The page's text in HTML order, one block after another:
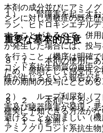
１）． 腎障害を起こすお
ラン、ヒドロキシエチル
することがあるので、併
が発生した場合には、投
を行うこと（機序は明確
コシド系抗生物質の血中
性が生じるという報告があ
２）． ループ利尿剤（フ
害及び聴器障害が発現・
避けることが望ましい（
アミノグリコシド系抗生
本剤の成分並びにアミノ
シンに対し過敏症の既往
重要な基本的注意
８．１． 本剤の使用にあ
ため、原則として感受性
限の期間の投与にとどめる
８．２． 本剤によるショ
確実に予知できる方法が
１．１．１参照〕。